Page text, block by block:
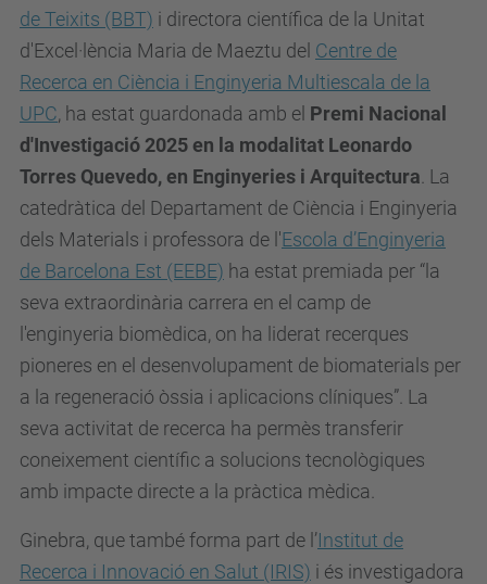
de Teixits (BBT) i directora científica de la Unitat
d'Excel·lència Maria de Maeztu del Centre de
Recerca en Ciència i Enginyeria Multiescala de la
UPC, ha estat guardonada amb el Premi Nacional
d'Investigació 2025 en la modalitat Leonardo
Torres Quevedo, en Enginyeries i Arquitectura . La
catedràtica del Departament de Ciència i Enginyeria
dels Materials i professora de l'Escola d’Enginyeria
de Barcelona Est (EEBE) ha estat premiada per “la
seva extraordinària carrera en el camp de
l'enginyeria biomèdica, on ha liderat recerques
pioneres en el desenvolupament de biomaterials per
a la regeneració òssia i aplicacions clíniques”. La
seva activitat de recerca ha permès transferir
coneixement científic a solucions tecnològiques
amb impacte directe a la pràctica mèdica.
Ginebra, que també forma part de l’Institut de
Recerca i Innovació en Salut (IRIS) i és investigadora